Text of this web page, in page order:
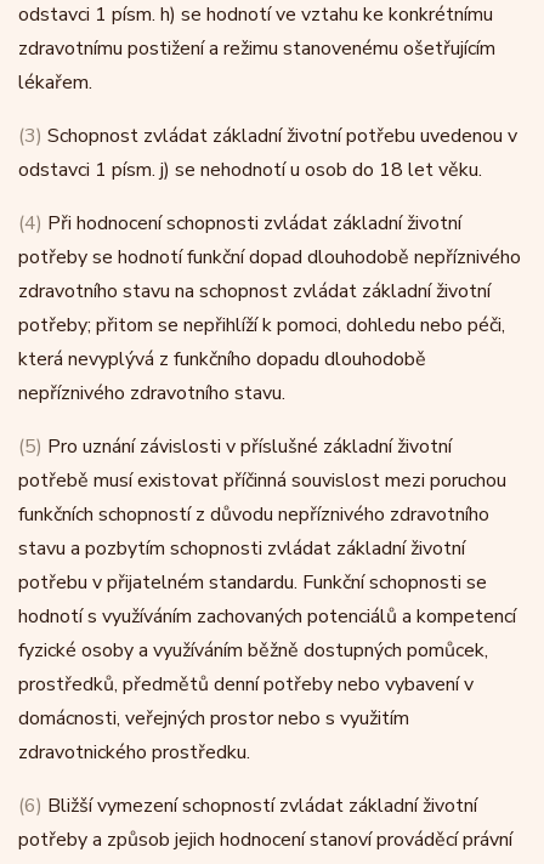
odstavci 1 písm. h) se hodnotí ve vztahu ke konkrétnímu
zdravotnímu postižení a režimu stanovenému ošetřujícím
lékařem.
(3) Schopnost zvládat základní životní potřebu uvedenou v
odstavci 1 písm. j) se nehodnotí u osob do 18 let věku.
(4) Při hodnocení schopnosti zvládat základní životní
potřeby se hodnotí funkční dopad dlouhodobě nepříznivého
zdravotního stavu na schopnost zvládat základní životní
potřeby; přitom se nepřihlíží k pomoci, dohledu nebo péči,
která nevyplývá z funkčního dopadu dlouhodobě
nepříznivého zdravotního stavu.
(5) Pro uznání závislosti v příslušné základní životní
potřebě musí existovat příčinná souvislost mezi poruchou
funkčních schopností z důvodu nepříznivého zdravotního
stavu a pozbytím schopnosti zvládat základní životní
potřebu v přijatelném standardu. Funkční schopnosti se
hodnotí s využíváním zachovaných potenciálů a kompetencí
fyzické osoby a využíváním běžně dostupných pomůcek,
prostředků, předmětů denní potřeby nebo vybavení v
domácnosti, veřejných prostor nebo s využitím
zdravotnického prostředku.
(6) Bližší vymezení schopností zvládat základní životní
potřeby a způsob jejich hodnocení stanoví prováděcí právní